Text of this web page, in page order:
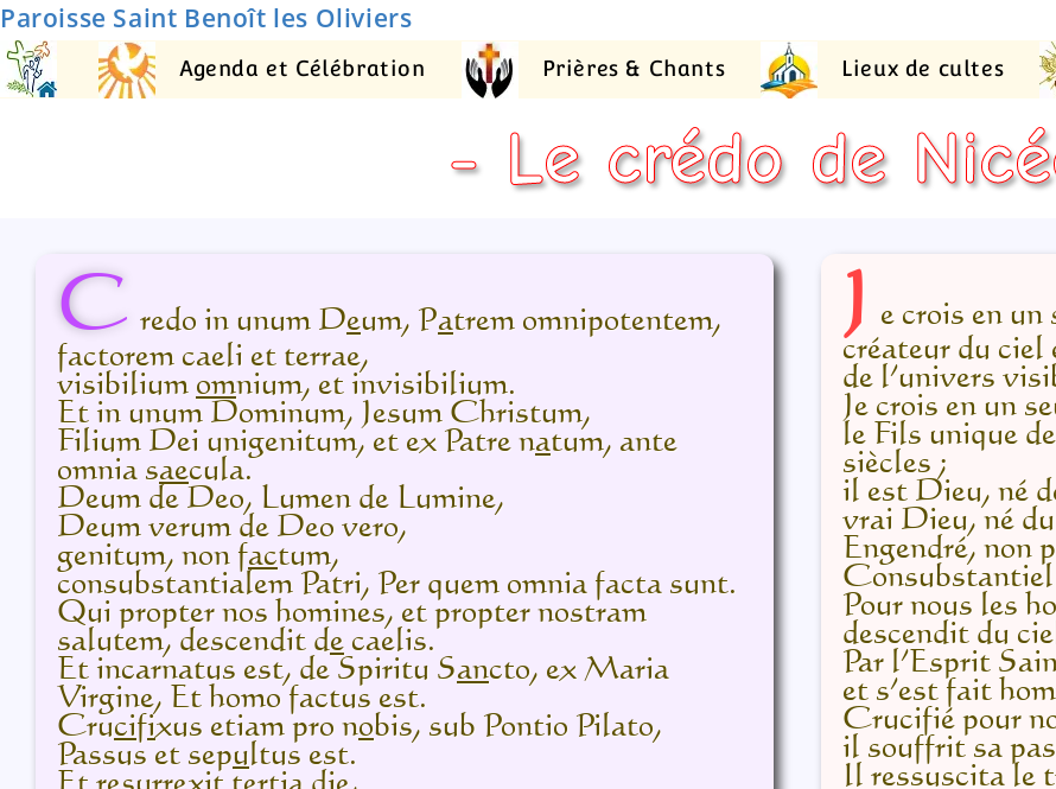
Paroisse Saint Benoît les Oliviers
Agenda et Célébration Prières & Chants Lieux de cultes
- Le crédo de
J e crois en
créateur du ciel
de l’univers
Je crois en un
le Fils unique
siècles ;
il est Dieu, né
vrai Dieu, né
Engendré, non
Consubstantiel
Pour nous les
descendit du
Par l’Esprit
et s’est fait
Crucifié pour
il souffrit sa
Il ressuscita le
C redo in unum Deum, Patrem omnipotentem,
factorem caeli et terrae,
visibilium omnium, et invisibilium.
Et in unum Dominum, Jesum Christum,
Filium Dei unigenitum, et ex Patre natum, ante
omnia saecula.
Deum de Deo, Lumen de Lumine,
Deum verum de Deo vero,
genitum, non factum,
consubstantialem Patri, Per quem omnia facta sunt.
Qui propter nos homines, et propter nostram
salutem, descendit de caelis.
Et incarnatus est, de Spiritu Sancto, ex Maria
Virgine, Et homo factus est.
Crucifixus etiam pro nobis, sub Pontio Pilato,
Passus et sepultus est.
Et resurrexit tertia die,